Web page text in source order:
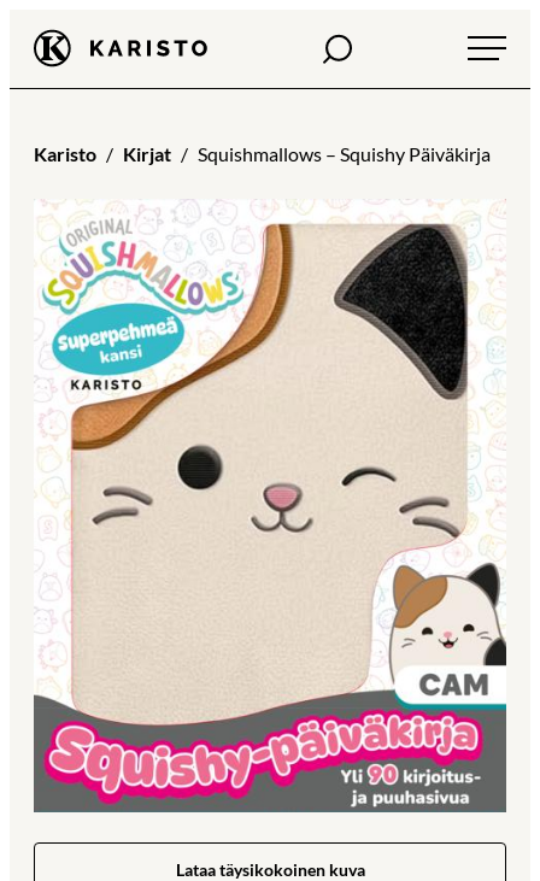
Siirry
suoraan
sisältöön
Karisto Haku
Karisto Kirjat Squishmallows – Squishy Päiväkirja
Lataa täysikokoinen kuva